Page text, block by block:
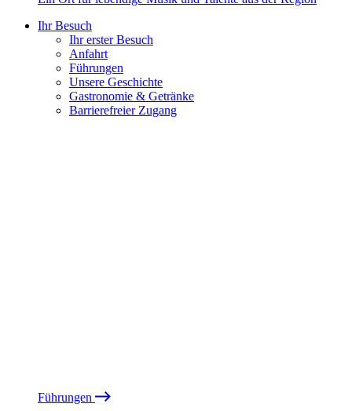
Ihr Besuch
Ihr erster Besuch
Anfahrt
Führungen
Unsere Geschichte
Gastronomie & Getränke
Barrierefreier Zugang
Führungen